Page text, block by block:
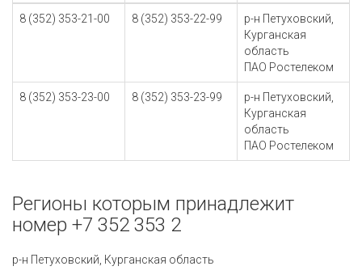
8 (352) 353-21-00 8 (352) 353-22-99
р-н Петуховский,
Курганская
область
ПАО Ростелеком
8 (352) 353-23-00 8 (352) 353-23-99
р-н Петуховский,
Курганская
область
ПАО Ростелеком
Регионы которым принадлежит
номер +7 352 353 2
р-н Петуховский, Курганская область